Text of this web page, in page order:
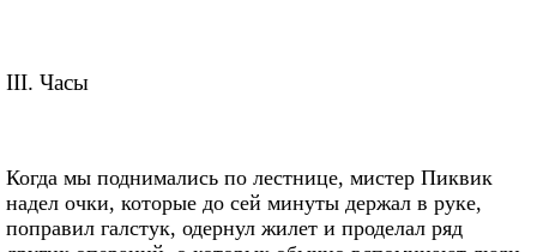
III. Часы
Когда мы поднимались по лестнице, мистер Пиквик
надел очки, которые до сей минуты держал в руке,
поправил галстук, одернул жилет и проделал ряд